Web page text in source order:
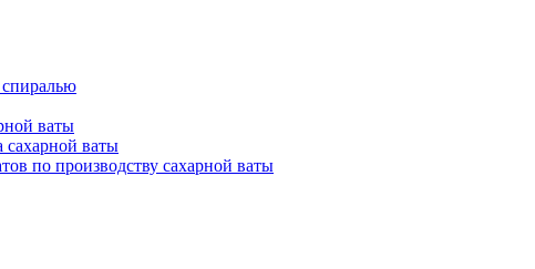
спиралью
ваты
сахарной ваты
по производству сахарной ваты